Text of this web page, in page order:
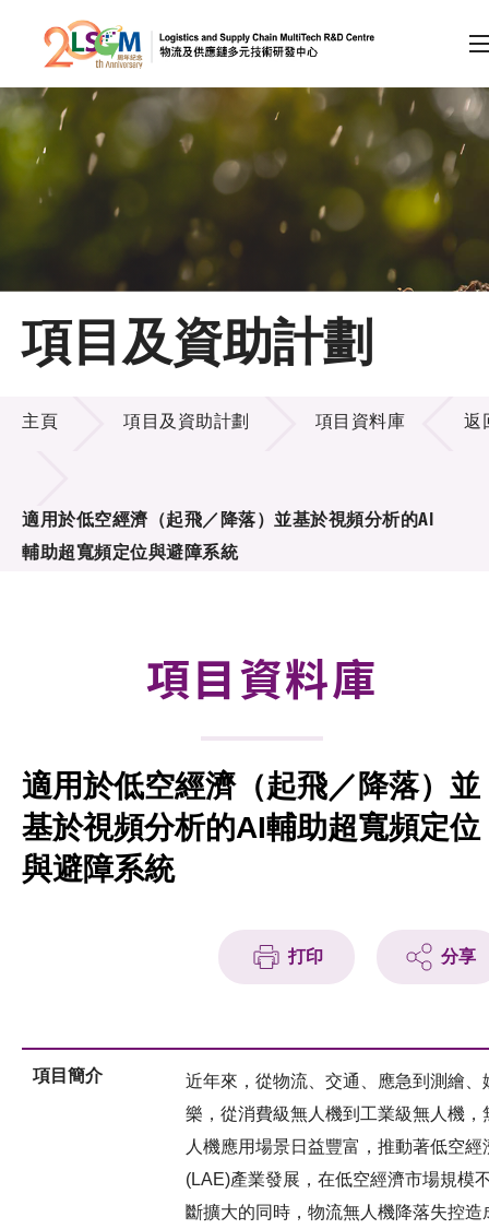
跳到內容（按回車鍵）
會員登入
A A EN 繁 简
主頁
關於LSCM
技術商品化
合作計劃
徵求研發項目計劃書
項目夥伴
活動及消息
項目及資助計劃
項目及資助計劃
主頁 項目及資助計劃 項目資料庫
適用於低空經濟（起飛／降落）並基於視頻分析的AI
輔助超寬頻定位與避障系統
返
項目資料庫
適用於低空經濟（起飛／降落）並
基於視頻分析的AI輔助超寬頻定位
與避障系統
打印 分享
項目簡介
近年來，從物流、交通、應急到測繪、
樂，從消費級無人機到工業級無人機，
人機應用場景日益豐富，推動著低空經
(LAE)產業發展，在低空經濟市場規模
斷擴大的同時，物流無人機降落失控造